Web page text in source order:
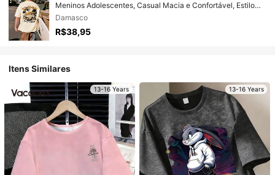
Meninos Adolescentes, Casual Macia e Confortável, Estilo
Y2K Primavera/Verão
Damasco
R$38,95
Itens Similares
13-16 Years 13-16 Years